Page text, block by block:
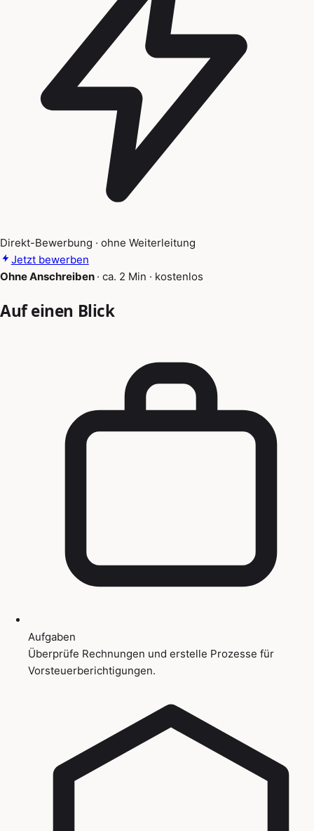
Direkt-Bewerbung · ohne Weiterleitung
Jetzt bewerben
Ohne Anschreiben · ca. 2 Min · kostenlos
Auf einen Blick
Aufgaben
Überprüfe Rechnungen und erstelle Prozesse für
Vorsteuerberichtigungen.